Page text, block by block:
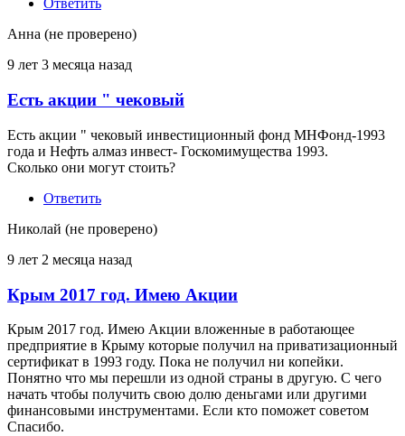
Ответить
Анна (не проверено)
9 лет 3 месяца назад
Есть акции " чековый
Есть акции " чековый инвестиционный фонд МНФонд-1993
года и Нефть алмаз инвест- Госкомимущества 1993.
Сколько они могут стоить?
Ответить
Николай (не проверено)
9 лет 2 месяца назад
Крым 2017 год. Имею Акции
Крым 2017 год. Имею Акции вложенные в работающее
предприятие в Крыму которые получил на приватизационный
сертификат в 1993 году. Пока не получил ни копейки.
Понятно что мы перешли из одной страны в другую. С чего
начать чтобы получить свою долю деньгами или другими
финансовыми инструментами. Если кто поможет советом
Спасибо.